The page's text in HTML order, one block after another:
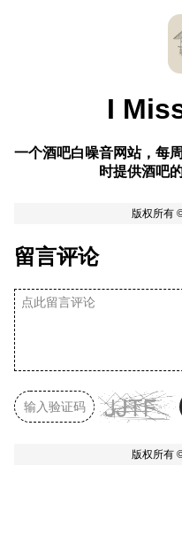
I
一个酒吧白噪音网站，每
时提供酒吧
留言评论